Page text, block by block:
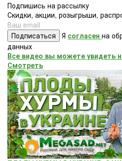
Подпишись на рассылку
Скидки, акции, розыгрыши,
Подписаться Я согласен на
данных
Все видео вы можете увидеть
Смотреть